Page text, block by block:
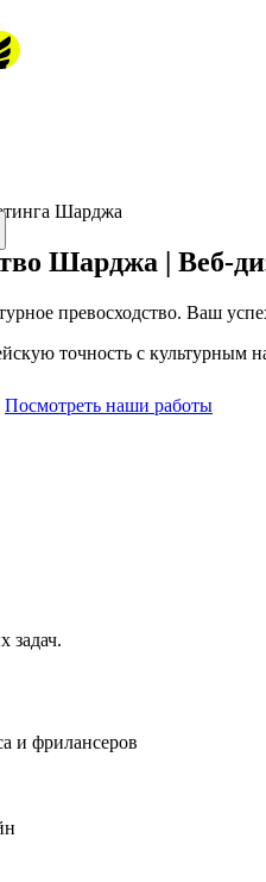
Шарджа
Шарджа | Веб-
превосходство. Ваш
точность с
Посмотреть наши работы
задач.
и фрилансеров